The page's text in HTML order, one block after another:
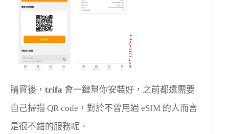
購買後， trifa 會一鍵幫你安裝好，之前都還需要
自己掃描 QR code，對於不曾用過 eSIM 的人而言
是很不錯的服務呢。